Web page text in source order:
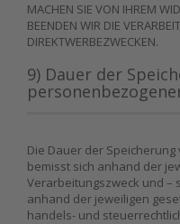
MACHEN SIE VON IHREM
BEENDEN WIR DIE
DIREKTWERBEZWECKEN.
9) Dauer der
Die Dauer der
bemisst sich anhand der
Verarbeitungszweck und –
anhand der jeweiligen
handels- und